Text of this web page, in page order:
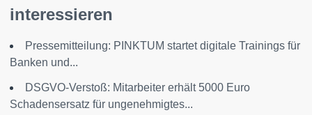
interessieren
Pressemitteilung: PINKTUM startet digitale Trainings für
Banken und...
DSGVO-Verstoß: Mitarbeiter erhält 5000 Euro
Schadensersatz für ungenehmigtes...